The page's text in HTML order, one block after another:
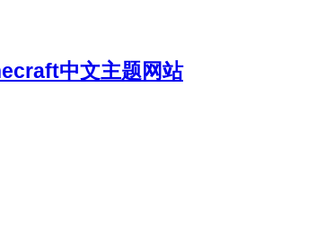
中文主题网站